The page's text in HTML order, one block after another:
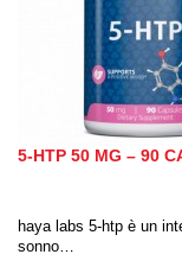
5-HTP 50 MG – 90
haya labs 5-htp è un
sonno…